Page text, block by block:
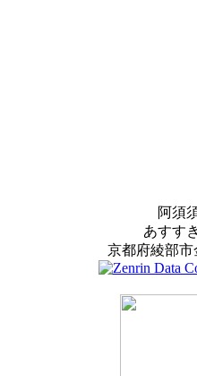
阿須
あすす
京都府綾部市